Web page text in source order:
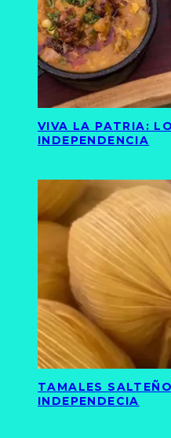
VIVA LA PATRIA:
INDEPENDENCIA
TAMALES
INDEPENDECIA